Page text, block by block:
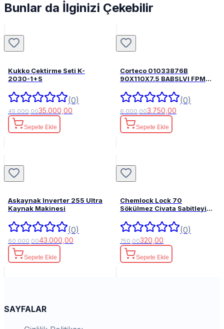
Bunlar da İlginizi Çekebilir
Kukko Çektirme Seti K-
2030-1+S
(0)
45.000,0035.000,00
Sepete Ekle
Corteco 01033876B
90X110X7.5 BABSLVI FPM
(0)
6.000,003.750,00
Sepete Ekle
Askaynak Inverter 255 Ultra
Kaynak Makinesi
(0)
60.000,0043.000,00
Sepete Ekle
Chemlock Lock 70
Sökülmez Civata Sabitleyici
(0)
750,00320,00
Sepete Ekle
SAYFALAR